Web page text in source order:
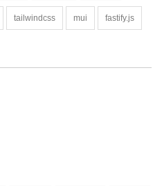
tailwindcss mui fastify.js